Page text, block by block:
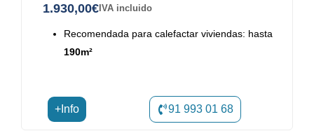
1.930,00€ IVA incluido
Recomendada para calefactar viviendas: hasta
190m²
+Info 91 993 01 68